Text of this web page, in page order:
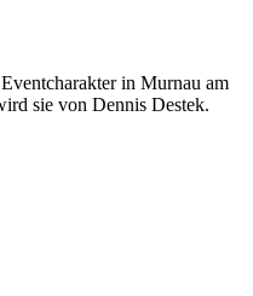
in Murnau am
sie von Dennis Destek.